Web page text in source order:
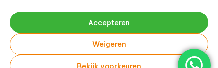
Accepteren
Weigeren
Bekijk voorkeuren